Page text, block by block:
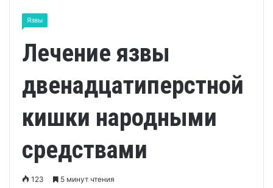
Язвы
Лечение язвы
двенадцатиперстной
кишки народными
средствами
123 5 минут чтения